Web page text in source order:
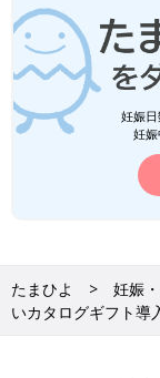
妊娠
妊
たまひよ 妊娠
いカタログギフト導